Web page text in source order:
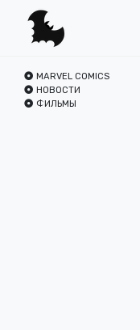
MARVEL COMICS
НОВОСТИ
ФИЛЬМЫ